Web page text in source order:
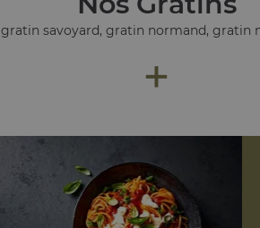
gratin savoyard, gratin normand, gratin
+